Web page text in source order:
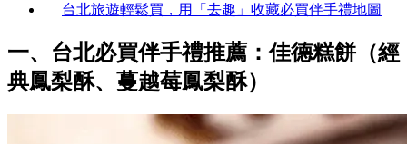
台北旅遊輕鬆買，用「去趣」收藏必買伴手禮地圖
一、台北必買伴手禮推薦：佳德糕餅（經
典鳳梨酥、蔓越莓鳳梨酥）